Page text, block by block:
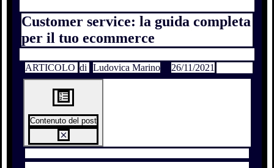
Customer service: la guida completa
per il tuo ecommerce
ARTICOLO di Ludovica Marino 26/11/2021
Contenuto del post